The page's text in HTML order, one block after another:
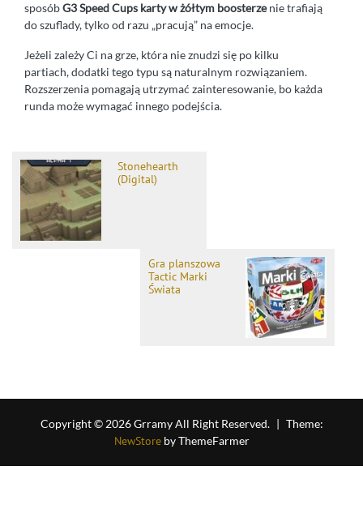
sposóbG3 Speed Cups karty w żółtym boosterzenie trafiają
do szuflady, tylko od razu „pracują” na emocje.
Jeżeli zależy Ci na grze, która nie znudzi się po kilku
partiach, dodatki tego typu są naturalnym rozwiązaniem.
Rozszerzenia pomagają utrzymać zainteresowanie, bo każda
runda może wymagać innego podejścia.
Stonehearth
(Digital)
Gra planszowa
Tactic Marki
Świata
Copyright © 2026 Grramy All Right Reserved. | Theme:
NewStoreby ThemeFarmer